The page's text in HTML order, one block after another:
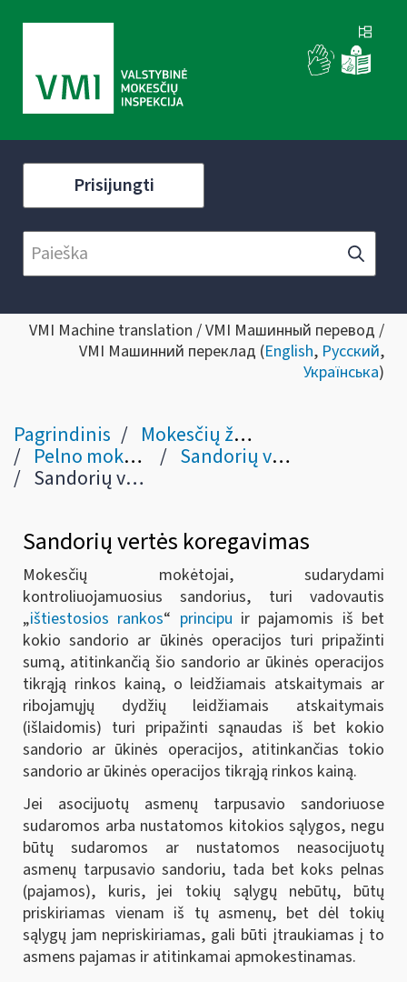
Prisijungti
VMI Machine translation / VMI Машинный перевод /
VMI Машинний переклад (English, Русский,
Українська)
Pagrindinis Mokesčių žinynas
Pelno mokestis Sandorių vertės koregavimas bei pajamų ir išmokų apibūdinimas iš naujo (40 str.)
Sandorių vertės koregavimas
Sandorių vertės koregavimas
Mokesčių mokėtojai, sudarydami
kontroliuojamuosius sandorius, turi vadovautis
„ištiestosios rankos“ principu ir pajamomis iš bet
kokio sandorio ar ūkinės operacijos turi pripažinti
sumą, atitinkančią šio sandorio ar ūkinės operacijos
tikrąją rinkos kainą, o leidžiamais atskaitymais ar
ribojamųjų dydžių leidžiamais atskaitymais
(išlaidomis) turi pripažinti sąnaudas iš bet kokio
sandorio ar ūkinės operacijos, atitinkančias tokio
sandorio ar ūkinės operacijos tikrąją rinkos kainą.
Jei asocijuotų asmenų tarpusavio sandoriuose
sudaromos arba nustatomos kitokios sąlygos, negu
būtų sudaromos ar nustatomos neasocijuotų
asmenų tarpusavio sandoriu, tada bet koks pelnas
(pajamos), kuris, jei tokių sąlygų nebūtų, būtų
priskiriamas vienam iš tų asmenų, bet dėl tokių
sąlygų jam nepriskiriamas, gali būti įtraukiamas į to
asmens pajamas ir atitinkamai apmokestinamas.